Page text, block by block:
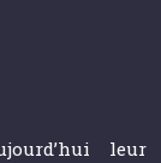
leur